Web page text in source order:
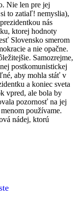
Nie len pre jej
to zatiaľ! nemyslia),
nás
ktorej hodnoty
Slovensko smerom
a nie opačne.
Samozrejme,
postkomunistickej
aby mohla stáť v
a koniec sveta
vpred, ale bola by
pozornosť na jej
používame.
nádej, ktorú